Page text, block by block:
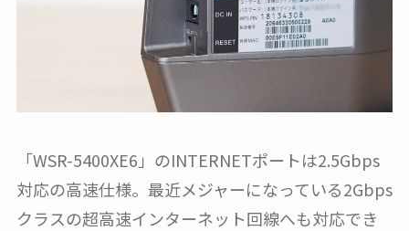
「WSR-5400XE6」のINTERNETポートは2.5Gbps
対応の高速仕様。最近メジャーになっている2Gbps
クラスの超高速インターネット回線へも対応でき